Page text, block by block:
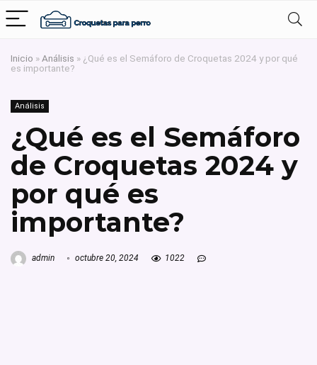
Inicio » Análisis » ¿Qué es el Semáforo de Croquetas 2024 y por qué
es importante?
Análisis
¿Qué es el Semáforo
de Croquetas 2024 y
por qué es
importante?
admin octubre 20, 2024 1022